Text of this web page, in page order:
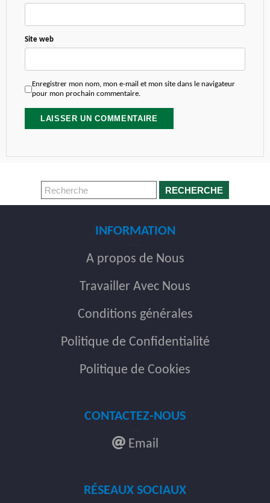
Site web
Enregistrer mon nom, mon e-mail et mon site dans le navigateur
pour mon prochain commentaire.
RECHERCHE
INFORMATION
A propos de Nous
Travailler Avec Nous
Conditions générales
Politique de Confidentialité
Politique de Cookies
CONTACTEZ-NOUS
Email
RÉSEAUX SOCIAUX